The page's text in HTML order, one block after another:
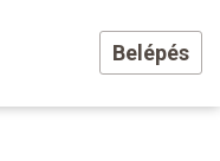
Belépés